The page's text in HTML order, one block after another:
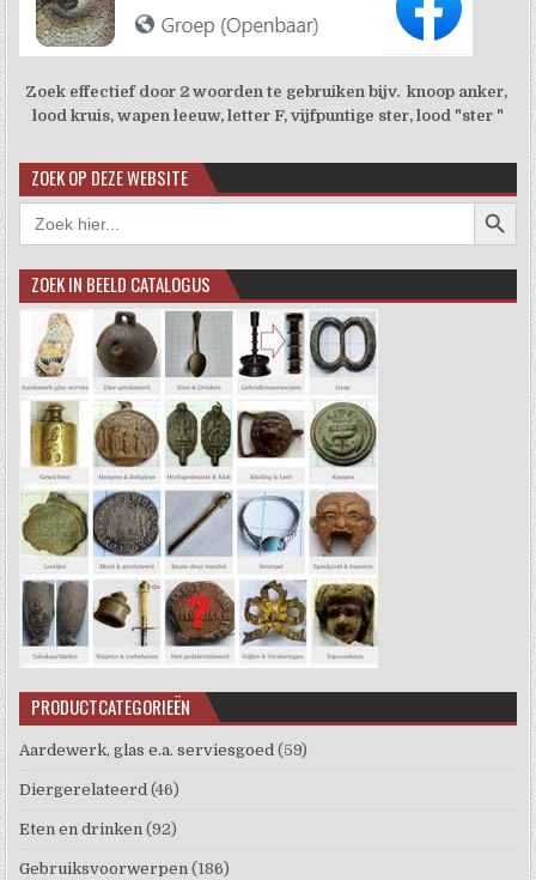
Zoek effectief door 2 woorden te gebruiken bijv. knoop anker,
lood kruis, wapen leeuw, letter F, vijfpuntige ster, lood "ster "
ZOEK OP DEZE WEBSITE
Zoek
naar:
ZOEK IN BEELD CATALOGUS
PRODUCTCATEGORIEËN
Aardewerk, glas e.a. serviesgoed (59)
Diergerelateerd (46)
Eten en drinken (92)
Gebruiksvoorwerpen (186)